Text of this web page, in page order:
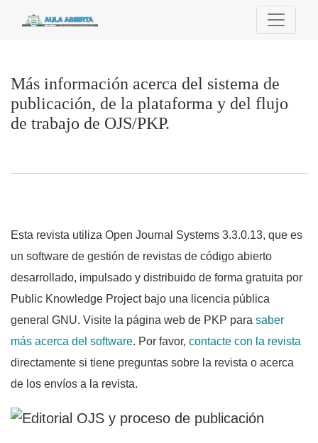
Más información acerca del sistema de publicación, de la
Más información acerca del sistema de
publicación, de la plataforma y del flujo
de trabajo de OJS/PKP.
Esta revista utiliza Open Journal Systems 3.3.0.13, que es
un software de gestión de revistas de código abierto
desarrollado, impulsado y distribuido de forma gratuita por
Public Knowledge Project bajo una licencia pública
general GNU. Visite la página web de PKP para saber
más acerca del software. Por favor, contacte con la revista
directamente si tiene preguntas sobre la revista o acerca
de los envíos a la revista.